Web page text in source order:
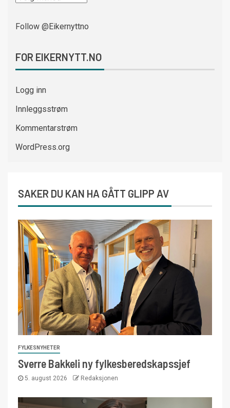
Follow @Eikernyttno
FOR EIKERNYTT.NO
Logg inn
Innleggsstrøm
Kommentarstrøm
WordPress.org
SAKER DU KAN HA GÅTT GLIPP AV
FYLKESNYHETER
Sverre Bakkeli ny fylkesberedskapssjef
5. august 2026 Redaksjonen